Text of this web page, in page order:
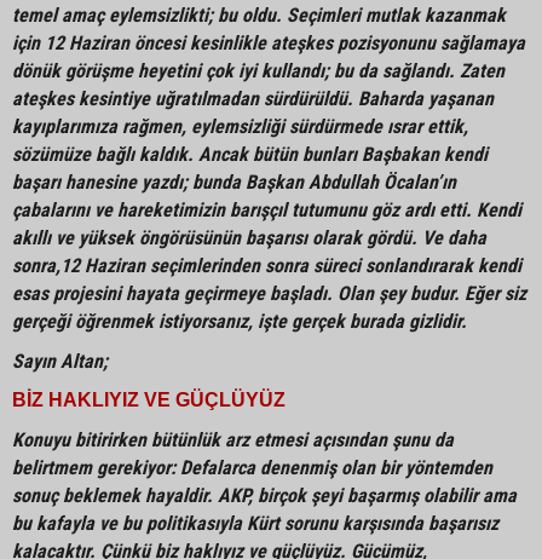
temel amaç eylemsizlikti; bu oldu. Seçimleri mutlak kazanmak
için 12 Haziran öncesi kesinlikle ateşkes pozisyonunu sağlamaya
dönük görüşme heyetini çok iyi kullandı; bu da sağlandı. Zaten
ateşkes kesintiye uğratılmadan sürdürüldü. Baharda yaşanan
kayıplarımıza rağmen, eylemsizliği sürdürmede ısrar ettik,
sözümüze bağlı kaldık. Ancak bütün bunları Başbakan kendi
başarı hanesine yazdı; bunda Başkan Abdullah Öcalan’ın
çabalarını ve hareketimizin barışçıl tutumunu göz ardı etti. Kendi
akıllı ve yüksek öngörüsünün başarısı olarak gördü. Ve daha
sonra,12 Haziran seçimlerinden sonra süreci sonlandırarak kendi
esas projesini hayata geçirmeye başladı. Olan şey budur. Eğer siz
gerçeği öğrenmek istiyorsanız, işte gerçek burada gizlidir.
Sayın Altan;
BİZ HAKLIYIZ VE GÜÇLÜYÜZ
Konuyu bitirirken bütünlük arz etmesi açısından şunu da
belirtmem gerekiyor: Defalarca denenmiş olan bir yöntemden
sonuç beklemek hayaldir. AKP, birçok şeyi başarmış olabilir ama
bu kafayla ve bu politikasıyla Kürt sorunu karşısında başarısız
kalacaktır. Çünkü biz haklıyız ve güçlüyüz. Gücümüz,